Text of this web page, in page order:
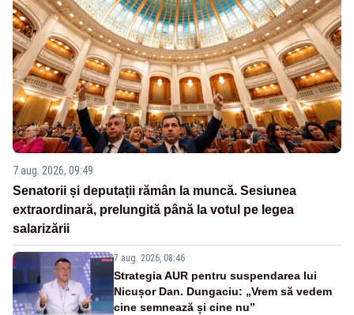
7 aug. 2026, 09:49
Senatorii și deputații rămân la muncă. Sesiunea
extraordinară, prelungită până la votul pe legea
salarizării
7 aug. 2026, 08:46
Strategia AUR pentru suspendarea lui
Nicușor Dan. Dungaciu: „Vrem să vedem
cine semnează și cine nu”